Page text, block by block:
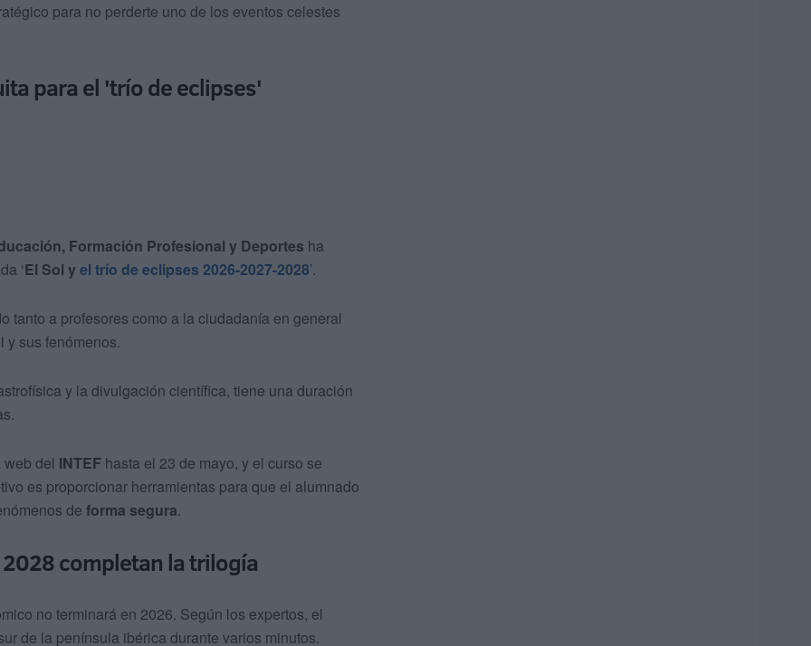
para no perderte uno de los eventos celestes
para el 'trío de eclipses'
Formación Profesional y Deportes ha
‘El Sol y el trío de eclipses 2026-2027-2028’.
tanto a profesores como a la ciudadanía en general
y sus fenómenos.
y la divulgación científica, tiene una duración
del INTEF hasta el 23 de mayo, y el curso se
es proporcionar herramientas para que el alumnado
de forma segura.
completan la trilogía
no terminará en 2026. Según los expertos, el
de la península ibérica durante varios minutos.